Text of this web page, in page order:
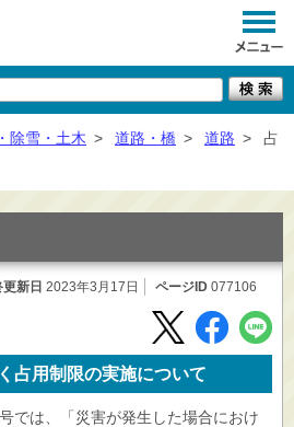
くらし
事業者向け
市政情報
× 閉じる
除雪・土木 > 道路・橋 > 道路 >
占
新日 2023年3月17日 ページID 077106
占用制限の実施について
では、「災害が発生した場合におけ